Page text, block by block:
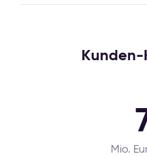
Kunden-
Mio.